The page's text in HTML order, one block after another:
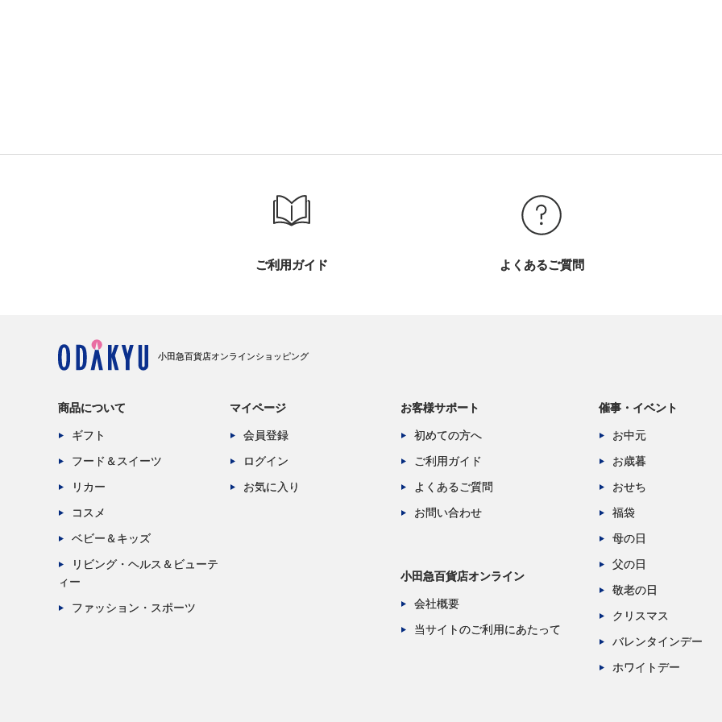
ご利用ガイド よくあるご質問
小田急百貨店オンラインショッピング
商品について
ギフト
フード＆スイーツ
リカー
コスメ
ベビー＆キッズ
リビング・ヘルス＆ビューテ
ィー
ファッション・スポーツ
マイページ
会員登録
ログイン
お気に入り
お客様サポート
初めての方へ
ご利用ガイド
よくあるご質問
お問い合わせ
小田急百貨店オンライン
会社概要
当サイトのご利用にあたって
催事・イベント
お中元
お歳暮
おせち
福袋
母の日
父の日
敬老の日
クリスマス
バレンタインデー
ホワイトデー